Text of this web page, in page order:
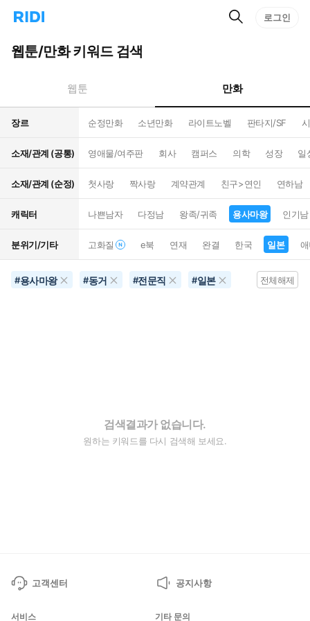
리
홈
으
턴
트
검
로그인
웹툰/만화 키워드 검색
웹툰 만화
장르 순정만화 소년만화 라이트노벨 판타지/SF
소재/관계 (공통) 영애물/여주판 회사 캠퍼스 의학 성장 일
소재/관계 (순정) 첫사랑 짝사랑 계약관계 친구>연인 연하남
캐릭터 나쁜남자 다정남 왕족/귀족 용사마왕 인기남
분위기/기타 고화질 e북 연재 완결 한국 일본
#용사마왕 #동거 #전문직 #일본 전체해제
검색결과가 없습니다.
원하는 키워드를 다시 검색해 보세요.
고객센터 공지사항
서비스 기타 문의